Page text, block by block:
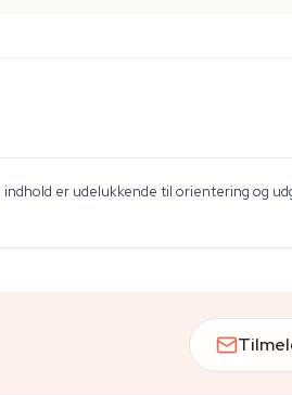
er udelukkende til orientering og